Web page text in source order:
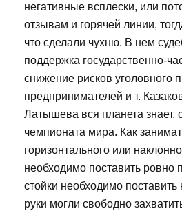
негативные всплески, или
отзывам и горячей линии,
что сделали чухню. В нем
поддержка государственно-
снижение рисков уголовного
предпринимателей и т.
Латышева вся планета знает,
чемпионата мира. Как
горизонтального или
необходимо поставить ровно
стойки необходимо
руки могли свободно